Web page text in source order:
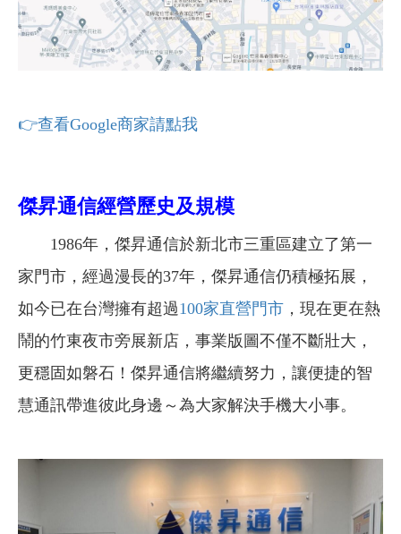
👉查看Google商家請點我
傑昇通信經營歷史及規模
1986年，傑昇通信於新北市三重區建立了第一
家門市，經過漫長的37年，傑昇通信仍積極拓展，
如今已在台灣擁有超過100家直營門市 ，現在更在熱
鬧的竹東夜市旁展新店，事業版圖不僅不斷壯大，
更穩固如磐石！傑昇通信將繼續努力，讓便捷的智
慧通訊帶進彼此身邊～為大家解決手機大小事。